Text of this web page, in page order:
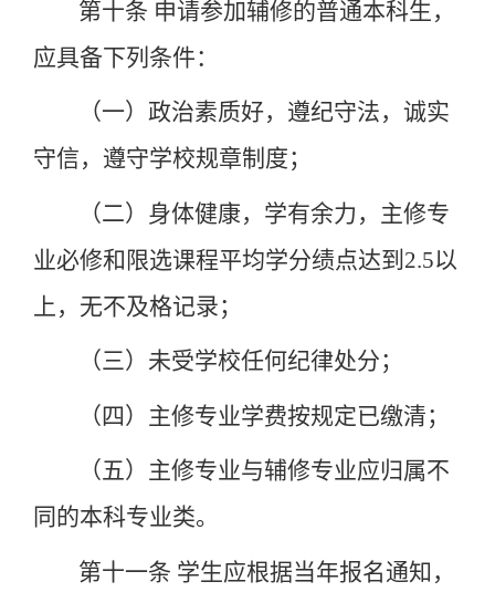
第十条 申请参加辅修的普通本科生，
应具备下列条件：
（一）政治素质好，遵纪守法，诚实
守信，遵守学校规章制度；
（二）身体健康，学有余力，主修专
业必修和限选课程平均学分绩点达到 2.5以
上，无不及格记录；
（三）未受学校任何纪律处分；
（四）主修专业学费按规定已缴清；
（五）主修专业与辅修专业应归属不
同的本科专业类。
第十一条 学生应根据当年报名通知，